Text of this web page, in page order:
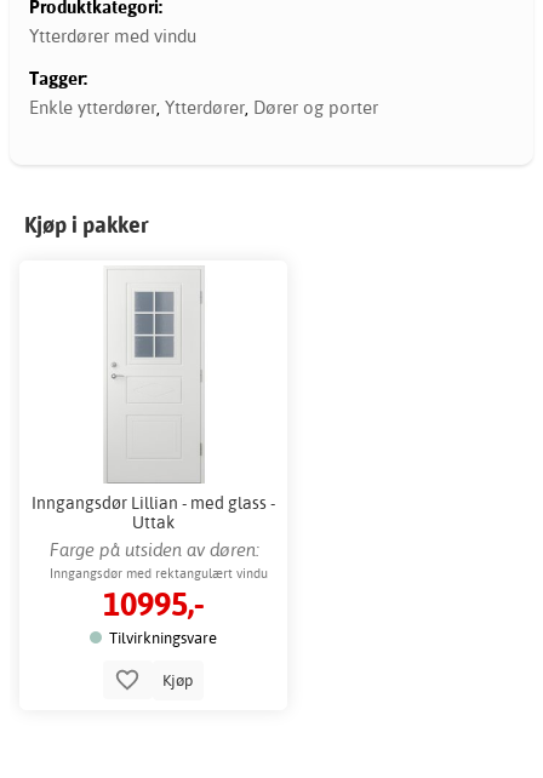
Produktkategori:
Ytterdører med vindu
Tagger:
Enkle ytterdører, Ytterdører, Dører og porter
Kjøp i pakker
Inngangsdør Lillian - med glass -
Uttak
Farge på utsiden av døren:
Hvit
Inngangsdør med rektangulært vindu
10995,-
Tilvirkningsvare
Kjøp